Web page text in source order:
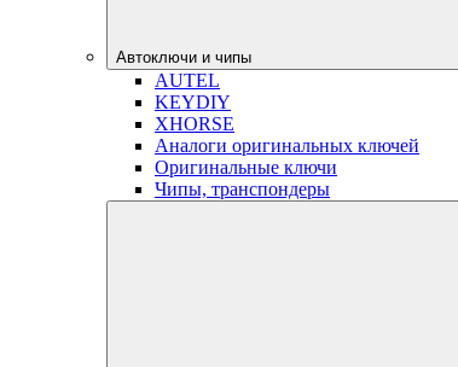
Автоключи и чипы
AUTEL
KEYDIY
XHORSE
Аналоги оригинальных ключей
Оригинальные ключи
Чипы, транспондеры